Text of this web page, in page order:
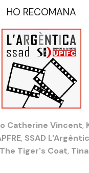
HO RECOMANA
Catherine Vincent,
, SSAD
The Tiger's Coat,